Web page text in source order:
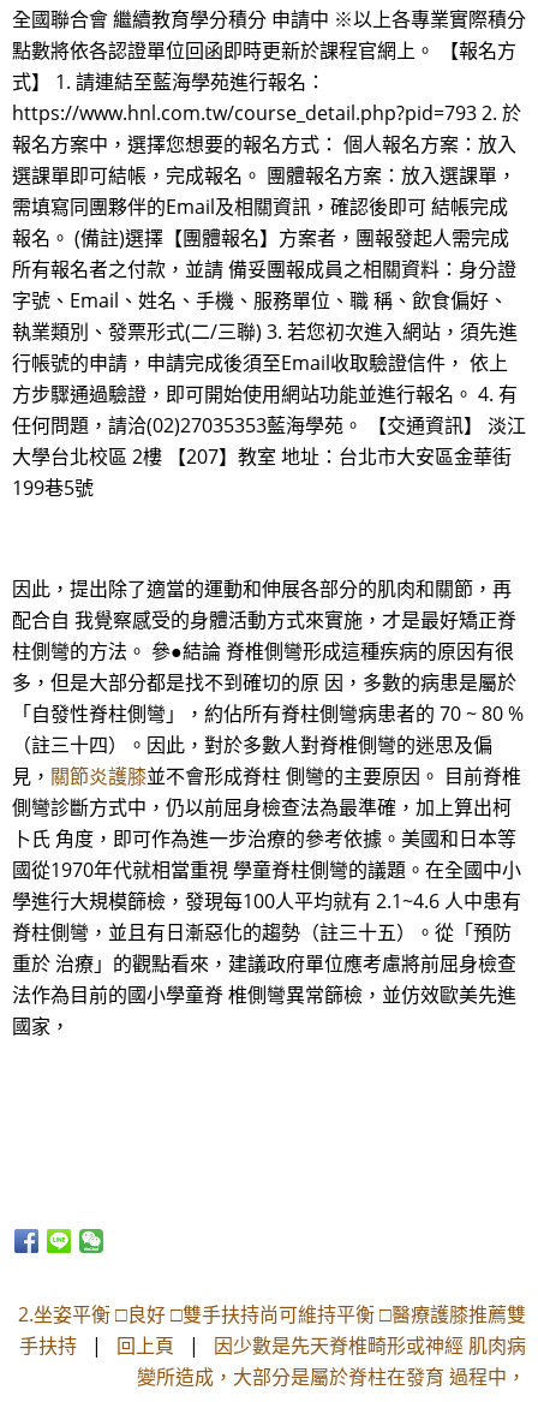
全國聯合會 繼續教育學分積分 申請中 ※以上各專業實際積分
點數將依各認證單位回函即時更新於課程官網上。 【報名方
式】 1. 請連結至藍海學苑進行報名：
https://www.hnl.com.tw/course_detail.php?pid=793 2. 於
報名方案中，選擇您想要的報名方式： 個人報名方案：放入
選課單即可結帳，完成報名。 團體報名方案：放入選課單，
需填寫同團夥伴的Email及相關資訊，確認後即可 結帳完成
報名。 (備註)選擇【團體報名】方案者，團報發起人需完成
所有報名者之付款，並請 備妥團報成員之相關資料：身分證
字號、Email、姓名、手機、服務單位、職 稱、飲食偏好、
執業類別、發票形式(二/三聯) 3. 若您初次進入網站，須先進
行帳號的申請，申請完成後須至Email收取驗證信件， 依上
方步驟通過驗證，即可開始使用網站功能並進行報名。 4. 有
任何問題，請洽(02)27035353藍海學苑。 【交通資訊】 淡江
大學台北校區 2樓 【207】教室 地址：台北市大安區金華街
199巷5號
因此，提出除了適當的運動和伸展各部分的肌肉和關節，再
配合自 我覺察感受的身體活動方式來實施，才是最好矯正脊
柱側彎的方法。 參●結論 脊椎側彎形成這種疾病的原因有很
多，但是大部分都是找不到確切的原 因，多數的病患是屬於
「自發性脊柱側彎」，約佔所有脊柱側彎病患者的 70 ~ 80 %
（註三十四）。因此，對於多數人對脊椎側彎的迷思及偏
見， 關節炎護膝並不會形成脊柱 側彎的主要原因。 目前脊椎
側彎診斷方式中，仍以前屈身檢查法為最準確，加上算出柯
卜氏 角度，即可作為進一步治療的參考依據。美國和日本等
國從1970年代就相當重視 學童脊柱側彎的議題。在全國中小
學進行大規模篩檢，發現每100人平均就有 2.1~4.6 人中患有
脊柱側彎，並且有日漸惡化的趨勢（註三十五）。從「預防
重於 治療」的觀點看來，建議政府單位應考慮將前屈身檢查
法作為目前的國小學童脊 椎側彎異常篩檢，並仿效歐美先進
國家，
2.坐姿平衡 □良好 □雙手扶持尚可維持平衡 □醫療護膝推薦雙
手扶持 | 回上頁 | 因少數是先天脊椎畸形或神經 肌肉病
變所造成，大部分是屬於脊柱在發育 過程中，